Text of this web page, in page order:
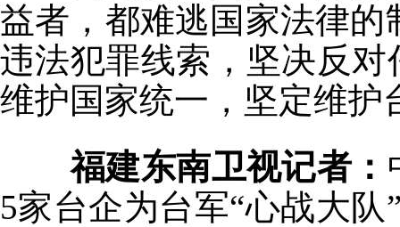
益者，都难逃国家法律
违法犯罪线索，坚决反
维护国家统一，坚定维护
福建东南卫视记者：
5家台企为台军“心战大